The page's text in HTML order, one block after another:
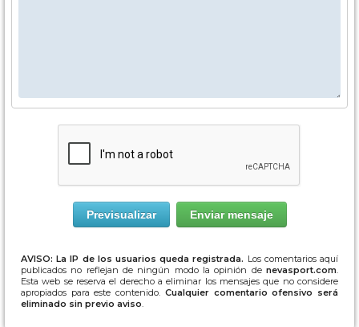
AVISO: La IP de los usuarios queda registrada. Los comentarios aquí
publicados no reflejan de ningún modo la opinión de nevasport.com.
Esta web se reserva el derecho a eliminar los mensajes que no considere
apropiados para este contenido. Cualquier comentario ofensivo será
eliminado sin previo aviso.